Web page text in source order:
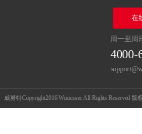
在
周一至周
4000-
威努特Copyright2016 Winicssec All Rights Reserved 版